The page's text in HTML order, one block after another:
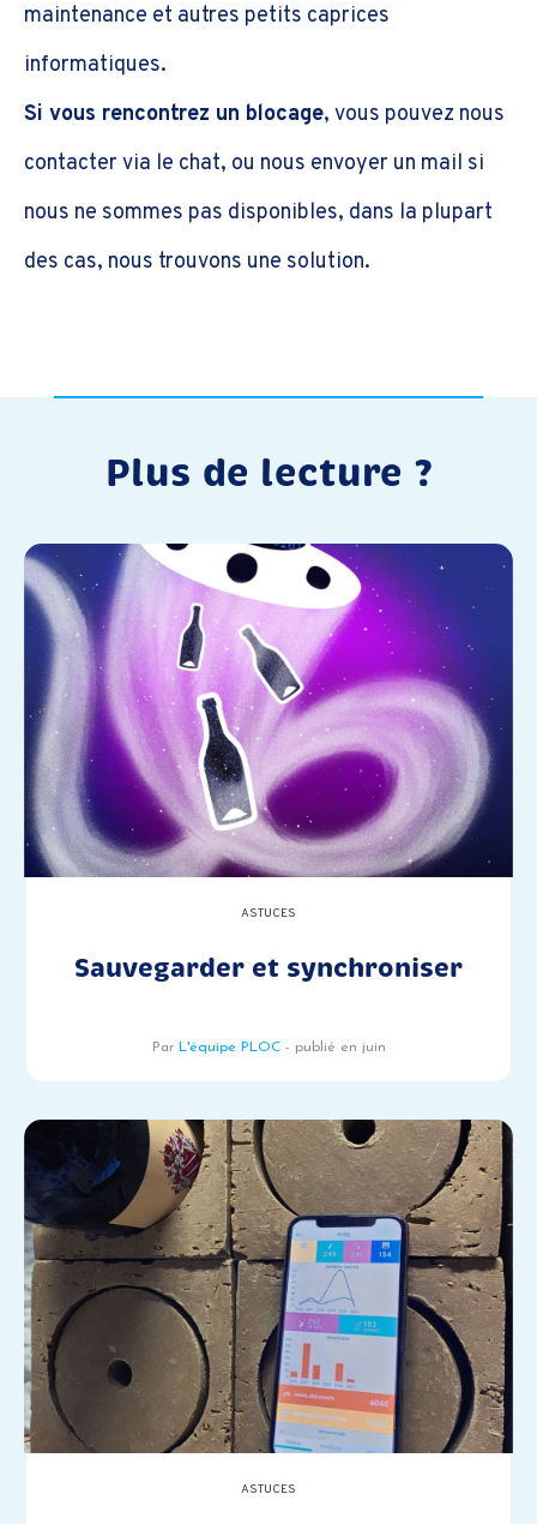
maintenance et autres petits caprices
informatiques.
Si vous rencontrez un blocage, vous pouvez nous
contacter via le chat, ou nous envoyer un mail si
nous ne sommes pas disponibles, dans la plupart
des cas, nous trouvons une solution.
Plus de lecture ?
ASTUCES
Sauvegarder et synchroniser
Par L'équipe PLOC- publié en juin
ASTUCES